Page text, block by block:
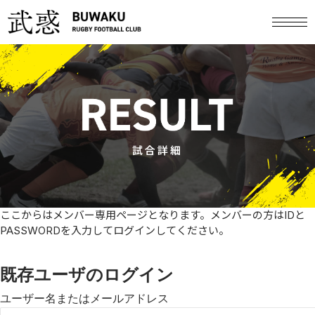
試合詳細
ここからはメンバー専用ページとなります。メンバーの方はIDと
PASSWORDを入力してログインしてください。
既存ユーザのログイン
ユーザー名またはメールアドレス